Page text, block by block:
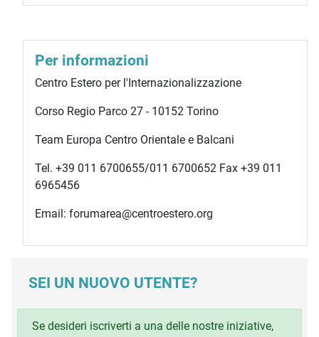
Per informazioni
Centro Estero per l'Internazionalizzazione
Corso Regio Parco 27 - 10152 Torino
Team Europa Centro Orientale e Balcani
Tel. +39 011 6700655/011 6700652 Fax +39 011
6965456
Email: forumarea@centroestero.org
SEI UN NUOVO UTENTE?
Se desideri iscriverti a una delle nostre iniziative,